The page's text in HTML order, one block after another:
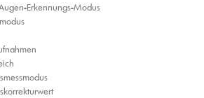
Erkennungs-Modus